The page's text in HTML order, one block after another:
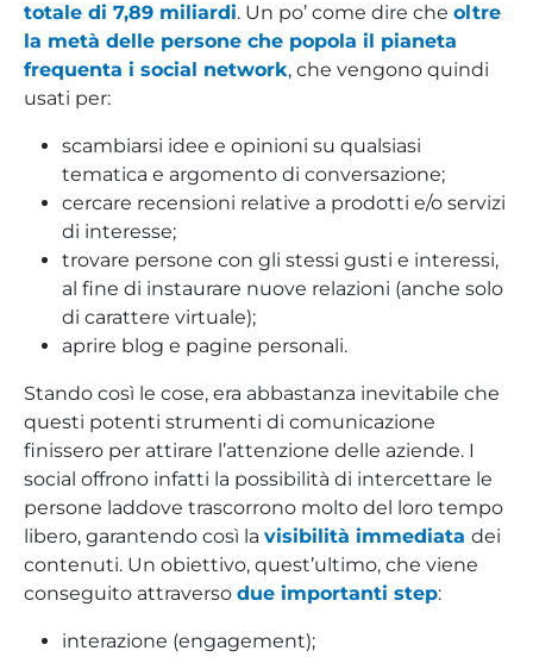
totale di 7,89 miliardi. Un po’ come dire che oltre
la metà delle persone che popola il pianeta
frequenta i social network, che vengono quindi
usati per:
scambiarsi idee e opinioni su qualsiasi
tematica e argomento di conversazione;
cercare recensioni relative a prodotti e/o servizi
di interesse;
trovare persone con gli stessi gusti e interessi,
al fine di instaurare nuove relazioni (anche solo
di carattere virtuale);
aprire blog e pagine personali.
Stando così le cose, era abbastanza inevitabile che
questi potenti strumenti di comunicazione
finissero per attirare l’attenzione delle aziende. I
social offrono infatti la possibilità di intercettare le
persone laddove trascorrono molto del loro tempo
libero, garantendo così la visibilità immediata dei
contenuti. Un obiettivo, quest’ultimo, che viene
conseguito attraverso due importanti step:
interazione (engagement);